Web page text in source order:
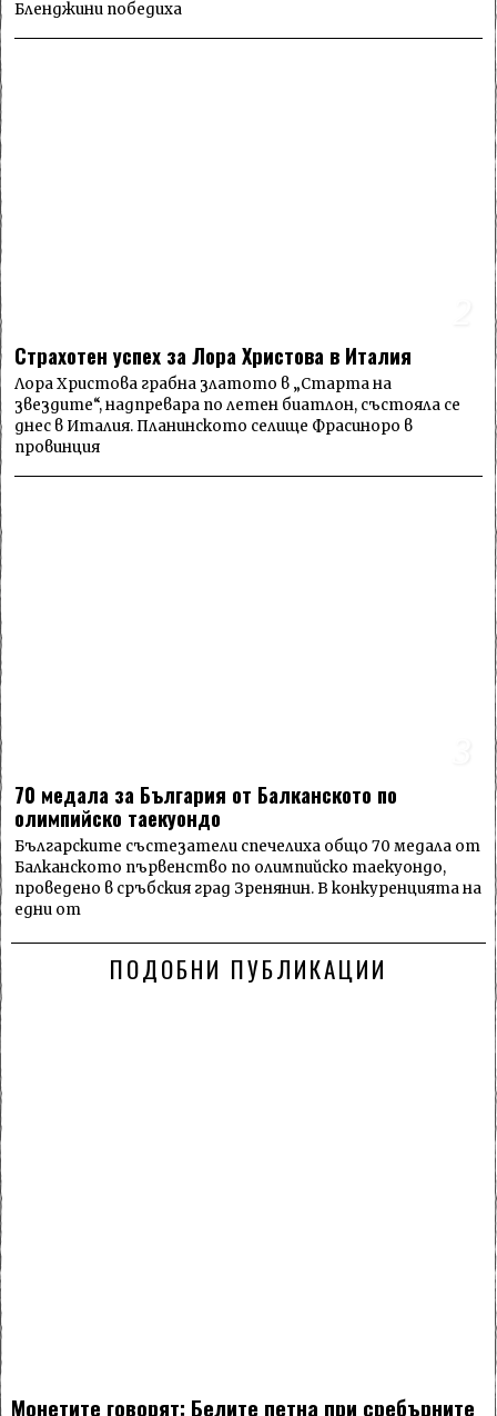
Бленджини победиха
Страхотен успех за Лора Христова в Италия
Лора Христова грабна златото в „Старта на
звездите“, надпревара по летен биатлон, състояла се
днес в Италия. Планинското селище Фрасиноро в
провинция
70 медала за България от Балканското по
олимпийско таекуондо
Българските състезатели спечелиха общо 70 медала от
Балканското първенство по олимпийско таекуондо,
проведено в сръбския град Зренянин. В конкуренцията на
едни от
ПОДОБНИ ПУБЛИКАЦИИ
Монетите говорят: Белите петна при сребърните